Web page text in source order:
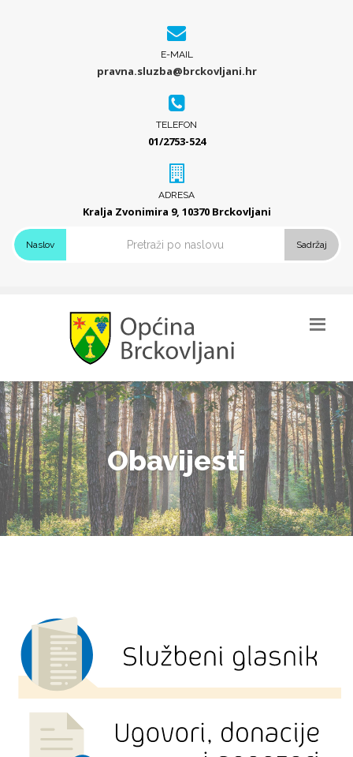
E-MAIL
pravna.sluzba@brckovljani.hr
TELEFON
01/2753-524
ADRESA
Kralja Zvonimira 9, 10370 Brckovljani
Naslov Sadržaj
Obavijesti